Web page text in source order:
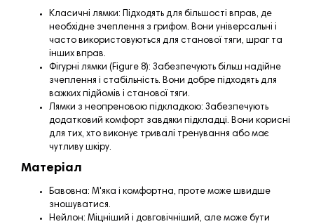
Класичні лямки: Підходять для більшості вправ, де
необхідне зчеплення з грифом. Вони універсальні і
часто використовуються для станової тяги, шраг та
інших вправ.
Фігурні лямки (Figure 8): Забезпечують більш надійне
зчеплення і стабільність. Вони добре підходять для
важких підйомів і станової тяги.
Лямки з неопреновою підкладкою: Забезпечують
додатковий комфорт завдяки підкладці. Вони корисні
для тих, хто виконує тривалі тренування або має
чутливу шкіру.
Матеріал
Бавовна: М'яка і комфортна, проте може швидше
зношуватися.
Нейлон: Міцніший і довговічніший, але може бути